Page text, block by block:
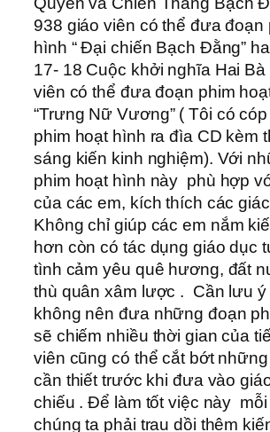
938 giáo viên có thể đưa đoạn
hình “ Đại chiến Bạch Đằng”
17- 18 Cuộc khởi nghĩa Hai
viên có thể đưa đoạn phim
“Trưng Nữ Vương” ( Tôi có
phim hoạt hình ra đìa CD kèm
sáng kiến kinh nghiệm). Với
phim hoạt hình này phù hợp
của các em, kích thích các
Không chỉ giúp các em nắm
hơn còn có tác dụng giáo dục
tình cảm yêu quê hương, đất
thù quân xâm lược . Cần lưu ý
không nên đưa những đoạn
sẽ chiếm nhiều thời gian của
viên cũng có thể cắt bớt
cần thiết trước khi đưa vào
chiếu . Để làm tốt việc này mỗi
chúng ta phải trau dồi thêm